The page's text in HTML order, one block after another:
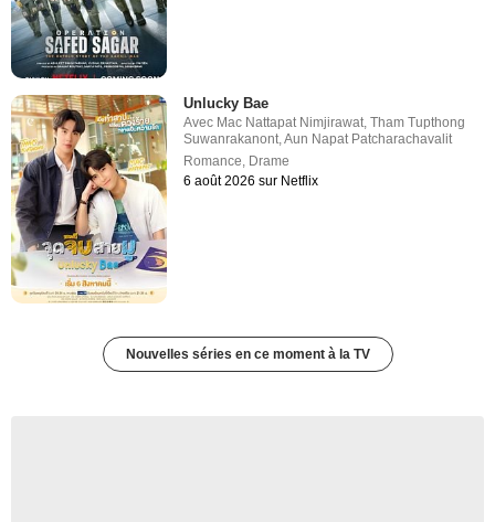
Unlucky Bae
Avec Mac Nattapat Nimjirawat,Tham Tupthong
Suwanrakanont,Aun Napat Patcharachavalit
Romance, Drame
6 août 2026 sur Netflix
Nouvelles séries en ce moment à la TV